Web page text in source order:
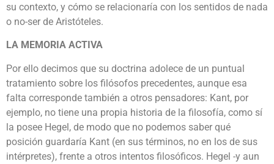
su contexto, y cómo se relacionaría con los sentidos de nada
o no-ser de Aristóteles.
LA MEMORIA ACTIVA
Por ello decimos que su doctrina adolece de un puntual
tratamiento sobre los filósofos precedentes, aunque esa
falta corresponde también a otros pensadores: Kant, por
ejemplo, no tiene una propia historia de la filosofía, como sí
la posee Hegel, de modo que no podemos saber qué
posición guardaría Kant (en sus términos, no en los de sus
intérpretes), frente a otros intentos filosóficos. Hegel -y aun